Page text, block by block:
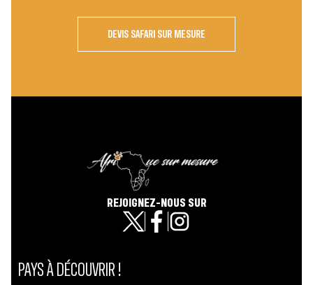
DEVIS SAFARI SUR MESURE
REJOIGNEZ-NOUS SUR
PAYS À DÉCOUVRIR !